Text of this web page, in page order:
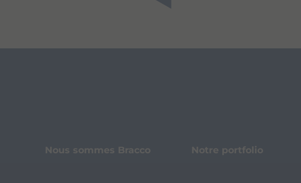
Nous sommes Bracco Notre portfolio